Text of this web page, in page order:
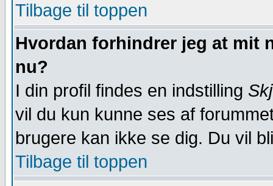
Tilbage til toppen
Hvordan forhindrer jeg at mit
nu?
I din profil findes en indstilling
vil du kun kunne ses af
brugere kan ikke se dig. Du vil
Tilbage til toppen